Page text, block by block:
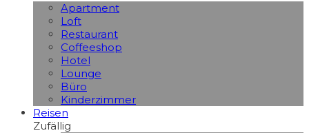
Apart­ment
Loft
Restaurant
Coffeeshop
Hotel
Lounge
Büro
Kinderzimmer
Reisen
Zufällig